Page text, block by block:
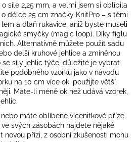
síle 2,25 mm, a velmi jsem si oblíbila
délce 25 cm značky KnitPro – s těmi
a dlaň rukavice, aniž byste museli
smyčky (magic loop). Díky fíglu
Alternativně můžete použít sadu
delší kruhové jehlice a zmíněnou
síly jehlic týče, důležité je vybrat
podobného vzorku jako v návodu
na 10 cm více ok, použijte větší
Máte-li méně ok než udává vzorek,
máte oblíbené vícenitkové příze
svých zásobách najdete nějaké
novou přízi, z osobní zkušenosti mohu